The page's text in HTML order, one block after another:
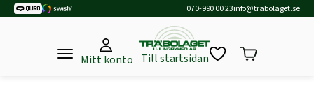
070-990 00 23info@trabolaget.se
Mitt konto Till startsidan